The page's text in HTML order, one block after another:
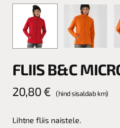
FLIIS B&C
20,80 € (hind sisaldab km)
Lihtne fliis naistele.